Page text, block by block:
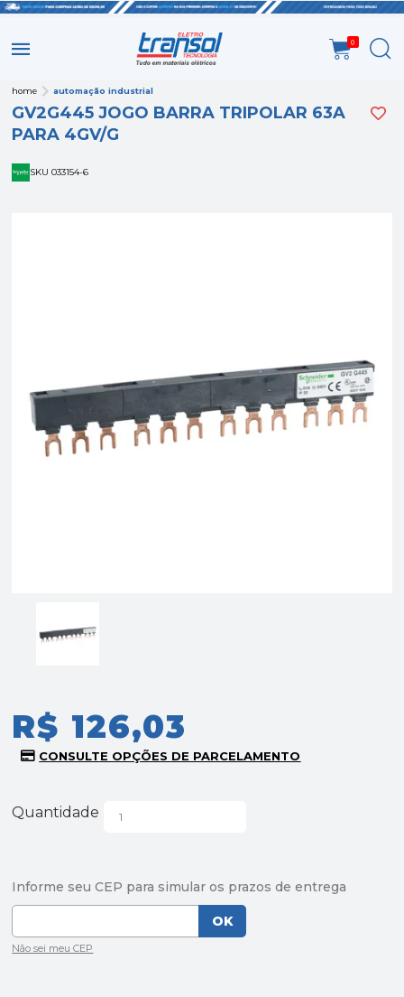
0
home automação industrial
GV2G445 JOGO BARRA TRIPOLAR 63A
PARA 4GV/G
SKU 033154-6
R$ 126,03
Quantidade